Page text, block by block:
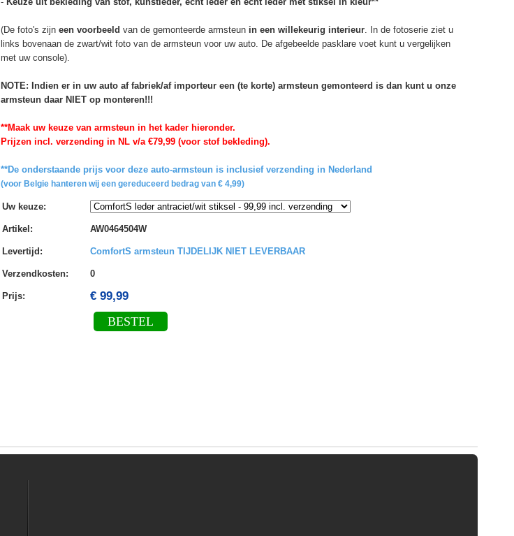
(De foto's zijn een voorbeeld van de gemonteerde armsteun in een willekeurig interieur. In de fotoserie ziet u
links bovenaan de zwart/wit foto van de armsteun voor uw auto. De afgebeelde pasklare voet kunt u vergelijken
met uw console).
NOTE: Indien er in uw auto af fabriek/af importeur een (te korte) armsteun gemonteerd is dan kunt u onze
armsteun daar NIET op monteren!!!
**Maak uw keuze van armsteun in het kader hieronder.
Prijzen incl. verzending in NL v/a €79,99 (voor stof bekleding).
**De onderstaande prijs voor deze auto-armsteun is inclusief verzending in Nederland
(voor Belgie hanteren wij een gereduceerd bedrag van € 4,99)
Uw keuze:
Artikel : AW0464504W
Levertijd : ComfortS armsteun TIJDELIJK NIET LEVERBAAR
Verzendkosten: 0
Prijs: € 99,99
BESTEL